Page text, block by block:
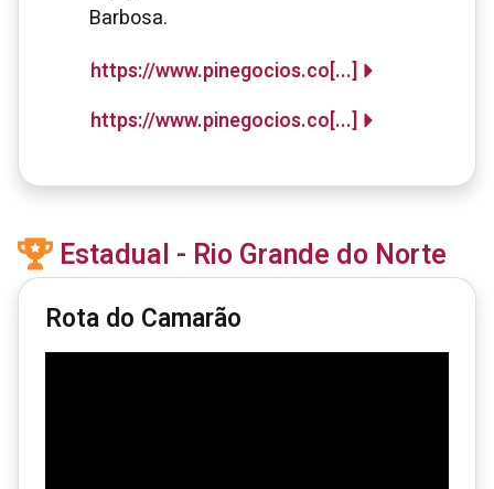
Barbosa.
https://www.pinegocios.co[...]
https://www.pinegocios.co[...]
Estadual - Rio Grande do Norte
Rota do Camarão